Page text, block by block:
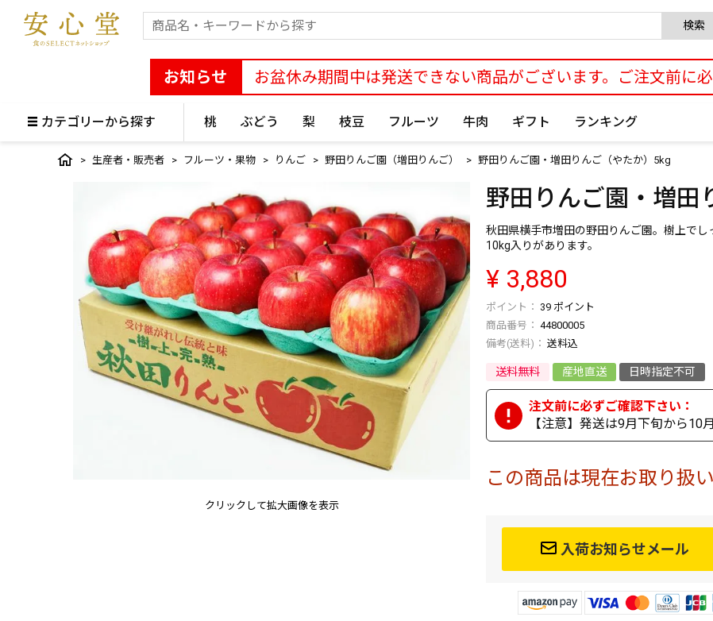
検索
お知らせ お盆休み期間中は発送できない商品がございます。ご注文前に
カテゴリーから探す 桃 ぶどう 梨 枝豆 フルーツ 牛肉 ギフト ランキング
生産者・販売者 フルーツ・果物 りんご 野田りんご園（増田りんご） 野田りんご園・増田りんご（やたか）5kg
クリックして拡大画像を表示
野田りんご園・増田
秋田県横手市増田の野田りんご園。樹上で
10kg入りがあります。
¥ 3,880
39 ポイント
商品番号
44800005
送料込
送料無料 産地直送 日時指定不可
【注意】発送は9月下旬から10
この商品は現在お取り扱
入荷お知らせメール